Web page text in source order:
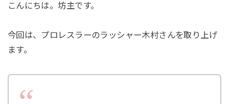
こんにちは。坊主です。
今回は、プロレスラーのラッシャー木村さんを取り上げ
ます。